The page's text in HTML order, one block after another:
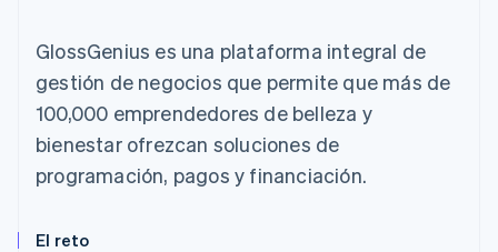
GlossGenius es una plataforma integral de
gestión de negocios que permite que más de
100,000 emprendedores de belleza y
bienestar ofrezcan soluciones de
programación, pagos y financiación.
El reto